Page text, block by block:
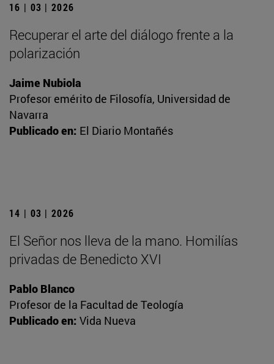
16 | 03 | 2026
Recuperar el arte del diálogo frente a la
polarización
Jaime Nubiola
Profesor emérito de Filosofía, Universidad de
Navarra
Publicado en: El Diario Montañés
14 | 03 | 2026
El Señor nos lleva de la mano. Homilías
privadas de Benedicto XVI
Pablo Blanco
Profesor de la Facultad de Teología
Publicado en: Vida Nueva